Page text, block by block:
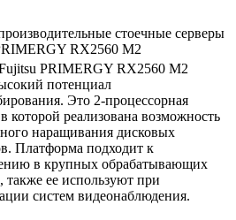
стоечные серверы
RX2560 M2
PRIMERGY RX2560 M2
потенциал
Это 2-процессорная
которой реализована возможность
наращивания дисковых
Платформа подходит к
в крупных обрабатывающих
также ее используют при
систем видеонаблюдения.